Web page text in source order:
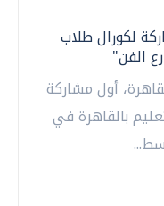
لكورال طلاب
الفن"
أول مشاركة
بالقاهرة في